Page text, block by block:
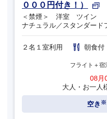
０００円付き！）
＜禁煙＞ 洋室 ツイン 【
ナチュラル／スタンダード
２名１室利用 朝食付
フライト＋
08月
大人・お一人
空き ※